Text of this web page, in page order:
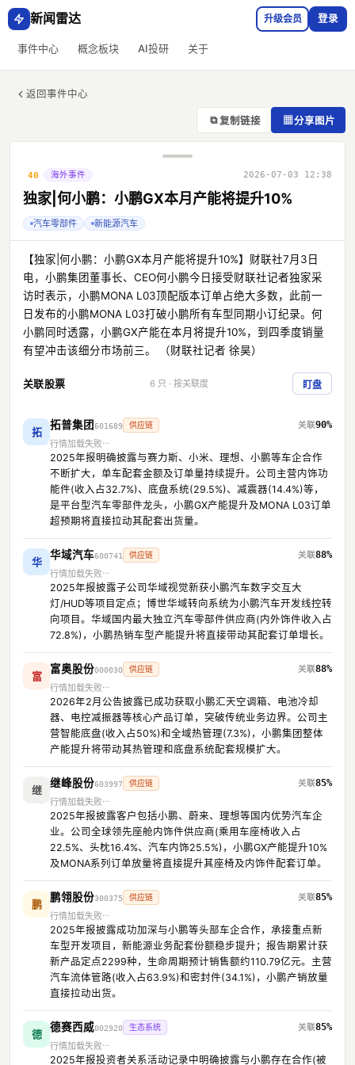
新闻雷达
事件中心 概念板块 AI投研 关于
升级会员 登录
返回事件中心
⧉ 复制链接 ▦分享图片
40 海外事件 2026-07-03 12:38
独家|何小鹏：小鹏GX本月产能将提升10%
汽车零部件 新能源汽车
【独家|何小鹏：小鹏GX本月产能将提升10%】财联社7月3日
电，小鹏集团董事长、CEO何小鹏今日接受财联社记者独家采
访时表示，小鹏MONA L03顶配版本订单占绝大多数，此前一
日发布的小鹏MONA L03打破小鹏所有车型同期小订纪录。何
小鹏同时透露，小鹏GX产能在本月将提升10%，到四季度销量
有望冲击该细分市场前三。 （财联社记者 徐昊）
关联股票 6 只 · 按关联度 盯盘
拓
拓普集团601689 供应链
90%
行情加载失败
2025年报明确披露与赛力斯、小米、理想、小鹏等车企合作
不断扩大，单车配套金额及订单量持续提升。公司主营内饰功
能件(收入占32.7%)、底盘系统(29.5%)、减震器(14.4%)等，
是平台型汽车零部件龙头，小鹏GX产能提升及MONA L03订单
超预期将直接拉动其配套出货量。
华
华域汽车600741 供应链
88%
行情加载失败
2025年报披露子公司华域视觉新获小鹏汽车数字交互大
灯/HUD等项目定点；博世华域转向系统为小鹏汽车开发线控转
向项目。华域国内最大独立汽车零部件供应商(内外饰件收入占
72.8%)，小鹏热销车型产能提升将直接带动其配套订单增长。
富
富奥股份000030 供应链
88%
行情加载失败
2026年2月公告披露已成功获取小鹏汇天空调箱、电池冷却
器、电控减振器等核心产品订单，突破传统业务边界。公司主
营智能底盘(收入占50%)和全域热管理(7.3%)，小鹏集团整体
产能提升将带动其热管理和底盘系统配套规模扩大。
继
继峰股份603997 供应链
85%
行情加载失败
2025年报披露客户包括小鹏、蔚来、理想等国内优势汽车企
业。公司全球领先座舱内饰件供应商(乘用车座椅收入占
22.5%、头枕16.4%、汽车内饰25.5%)，小鹏GX产能提升10%
及MONA系列订单放量将直接提升其座椅及内饰件配套订单。
鹏
鹏翎股份300375 供应链
85%
行情加载失败
2025年报披露成功加深与小鹏等头部车企合作，承接重点新
车型开发项目，新能源业务配套份额稳步提升；报告期累计获
新产品定点2299种，生命周期预计销售额约110.79亿元。主营
汽车流体管路(收入占63.9%)和密封件(34.1%)，小鹏产销放量
直接拉动出货。
德
德赛西威002920 生态系统
85%
行情加载失败
2025年报投资者关系活动记录中明确披露与小鹏存在合作(被